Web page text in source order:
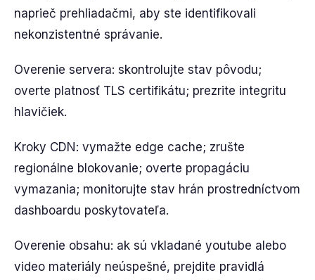
naprieč prehliadačmi, aby ste identifikovali
nekonzistentné správanie.
Overenie servera: skontrolujte stav pôvodu;
overte platnosť TLS certifikátu; prezrite integritu
hlavičiek.
Kroky CDN: vymažte edge cache; zrušte
regionálne blokovanie; overte propagáciu
vymazania; monitorujte stav hrán prostredníctvom
dashboardu poskytovateľa.
Overenie obsahu: ak sú vkladané youtube alebo
video materiály neúspešné, prejdite pravidlá